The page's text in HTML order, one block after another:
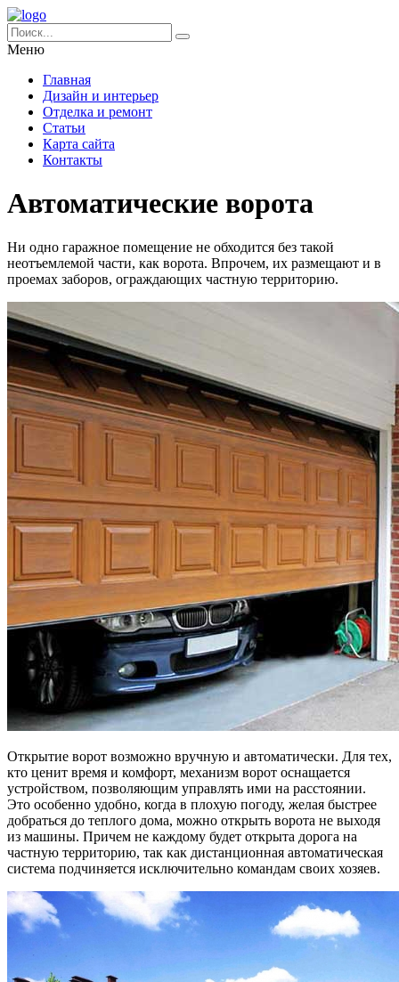
Меню
Главная
Дизайн и интерьер
Отделка и ремонт
Статьи
Карта сайта
Контакты
Автоматические ворота
Ни одно гаражное помещение не обходится без такой
неотъемлемой части, как ворота. Впрочем, их размещают и в
проемах заборов, ограждающих частную территорию.
Открытие ворот возможно вручную и автоматически. Для тех,
кто ценит время и комфорт, механизм ворот оснащается
устройством, позволяющим управлять ими на расстоянии.
Это особенно удобно, когда в плохую погоду, желая быстрее
добраться до теплого дома, можно открыть ворота не выходя
из машины. Причем не каждому будет открыта дорога на
частную территорию, так как дистанционная автоматическая
система подчиняется исключительно командам своих хозяев.